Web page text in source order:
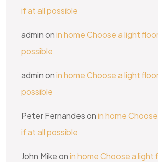
if at all possible
adminonin home Choose a light
possible
adminonin home Choose a light
possible
Peter Fernandesonin home
if at all possible
John Mikeonin home Choose a light